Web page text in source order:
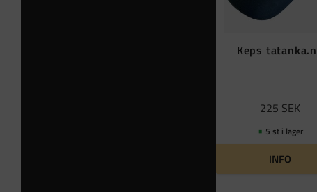
Keps
225 SEK
5 st i lager
INFO